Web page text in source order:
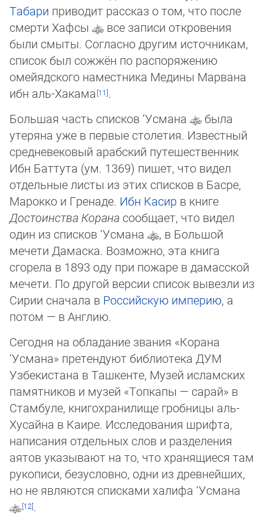
Табари приводит рассказ о том, что после
смерти Хафсы
все записи откровения
были смыты. Согласно другим источ­ни­кам,
список был сожжён по распоряжению
омейядского наместника Медины Марвана
ибн аль-Хакама
.
Большая часть списков ‘Усмана
была
утеряна уже в первые столетия. Известный
средневековый арабский путе­шест­вен­ник
Ибн Бат­тута (ум. 1369) пишет, что видел
отдельные листы из этих списков в Басре,
Марокко и Гренаде. Ибн Касир в кни­ге
Достоинства Корана сообщает, что видел
один из списков ‘Усмана
, в Большой
мечети Дамаска. Возможно, эта кни­га
сгорела в 1893 оду при пожаре в дамасской
мечети. По другой версии список вывезли из
Сирии сначала в Российскую им­пе­рию, а
потом — в Англию.
Сегодня на обладание звания «Корана
‘Усмана» претендуют библиотека ДУМ
Узбекистана в Ташкенте, Музей исламских
памятников и музей «Топкапы — сарай» в
Стамбуле, книгохранилище гробницы аль-
Хусайна в Каире. Исследования шрифта,
написания отдельных слов и разделения
аятов указывают на то, что хранящиеся там
рукописи, безусловно, одни из древ­ней­ших,
но не являются списками халифа ‘Усмана
.